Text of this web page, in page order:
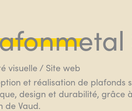
visuelle / Site web
et réalisation de plafonds
design et durabilité,
de Vaud.